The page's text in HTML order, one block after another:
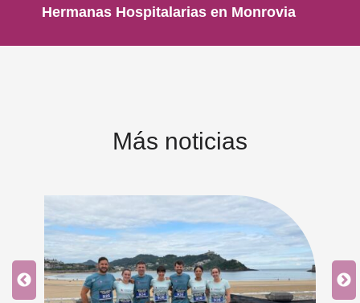
Hermanas Hospitalarias en Monrovia
Más noticias